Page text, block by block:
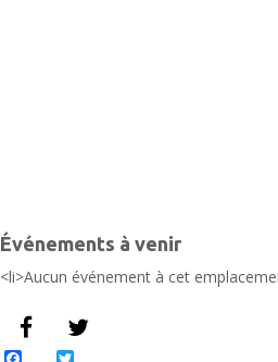
Événements à venir
<li>Aucun événement à cet